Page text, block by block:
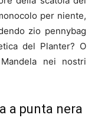
per niente,
zio pennybag
del Planter? O
nei nostri
a punta nera